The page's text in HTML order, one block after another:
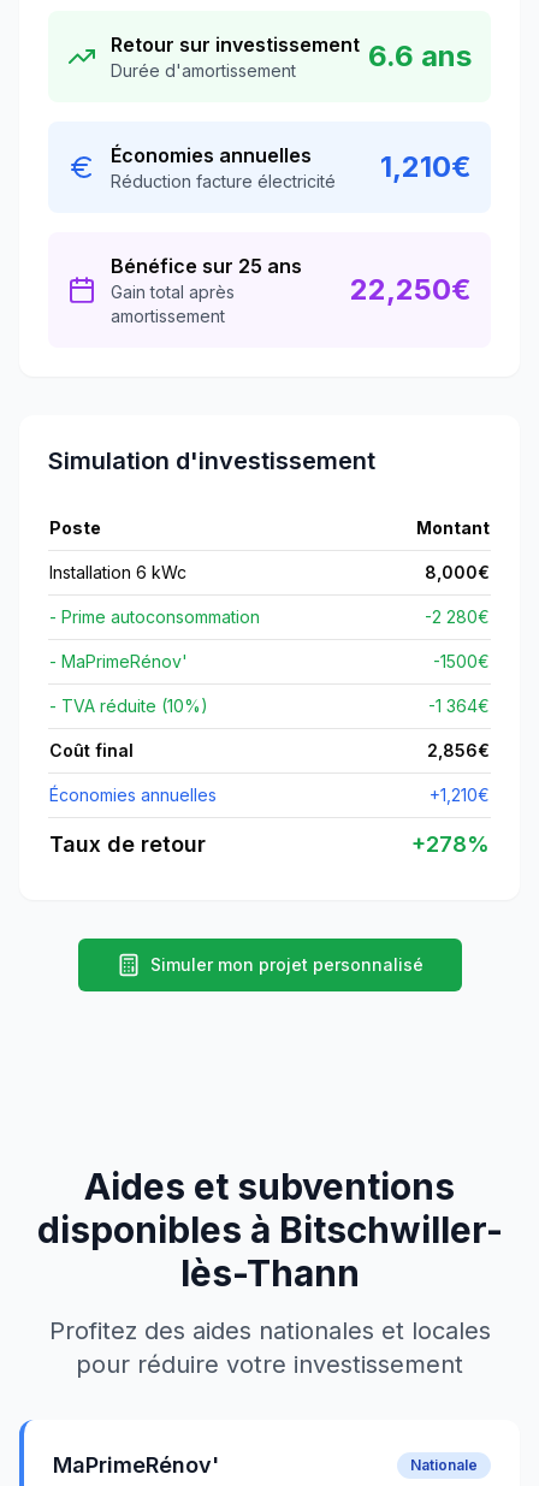
Retour sur investissement
Durée d'amortissement 6.6 ans
Économies annuelles
Réduction facture électricité 1,210€
Bénéfice sur 25 ans
Gain total après
amortissement
22,250€
Simulation d'investissement
Poste Montant
Installation 6 kWc 8,000€
- Prime autoconsommation -2 280€
- MaPrimeRénov' -1500€
- TVA réduite (10%) -1 364€
Coût final 2,856€
Économies annuelles +1,210€
Taux de retour +278%
Simuler mon projet personnalisé
Aides et subventions
disponibles à Bitschwiller-
lès-Thann
Profitez des aides nationales et locales
pour réduire votre investissement
MaPrimeRénov' Nationale